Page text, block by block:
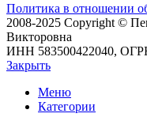
Политика в отношении
2008-2025 Copyright ©
Викторовна
ИНН 583500422040,
Закрыть
Меню
Категории